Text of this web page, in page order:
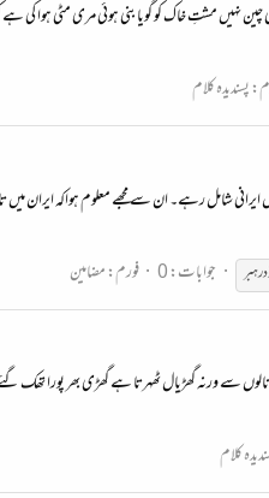
نہیں مشتِ خاک کو گویا بنی ہوئی مری مٹی ہوا
پسندیدہ کلام
شامل رہے۔ ان سے مجھے معلوم ہواکہ ایران
رہبر جوابات: 0 فورم:مضامین
ملی نالوں سے ورنہ گھڑیال ٹھہرتا ہے گھڑی بھر
کلام